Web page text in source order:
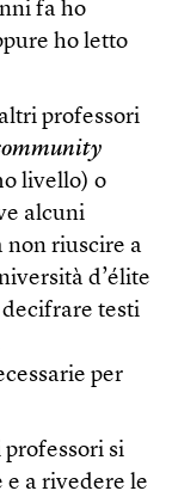
fa ho
ho letto
professori
livello) o
alcuni
non riuscire a
d’élite
testi
per
si
a rivedere le